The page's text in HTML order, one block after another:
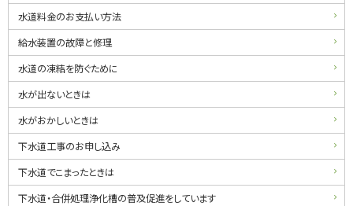
水道料金のお支払い方法
給水装置の故障と修理
水道の凍結を防ぐために
水が出ないときは
水がおかしいときは
下水道工事のお申し込み
下水道でこまったときは
下水道・合併処理浄化槽の普及促進をしています